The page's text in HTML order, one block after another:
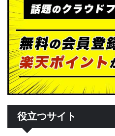
役立つサイト